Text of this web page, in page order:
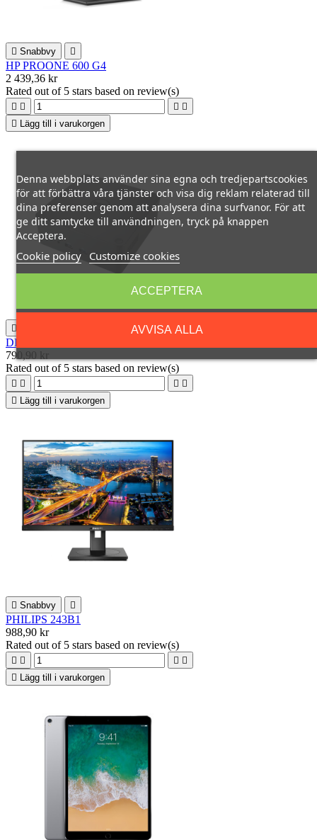
 Snabbvy 
HP PROONE 600 G4
2 439,36 kr
Rated out of 5 stars based on review(s)
   

Lägg till i varukorgen

DELL Thunderbolt dock TB16
790,90 kr
Rated out of 5 stars based on review(s)
   

Lägg till i varukorgen
 Snabbvy 
PHILIPS 243B1
988,90 kr
Rated out of 5 stars based on review(s)
   

Lägg till i varukorgen
Denna webbplats använder sina egna och tredjepartscookies
för att förbättra våra tjänster och visa dig reklam relaterad till
dina preferenser genom att analysera dina surfvanor. För att
ge ditt samtycke till användningen, tryck på knappen
Acceptera.
Cookie policy Customize cookies
AVVISA ALLA
ACCEPTERA